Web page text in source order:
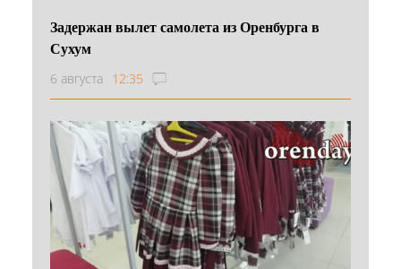
Задержан вылет самолета из Оренбурга в
Сухум
6 августа 12:35